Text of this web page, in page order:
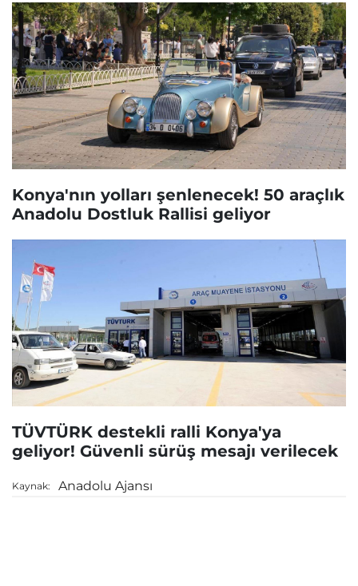
Konya'nın yolları şenlenecek! 50 araçlık
Anadolu Dostluk Rallisi geliyor
TÜVTÜRK destekli ralli Konya'ya
geliyor! Güvenli sürüş mesajı verilecek
Kaynak: Anadolu Ajansı